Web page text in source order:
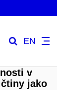
EN
v
jako